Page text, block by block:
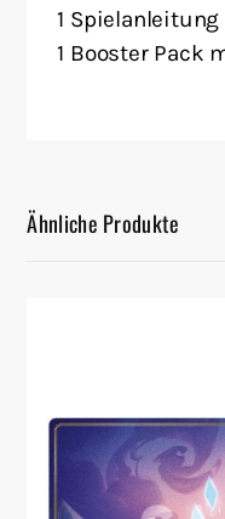
1 Spielanleitung
1 Booster Pack
Ähnliche Produkte